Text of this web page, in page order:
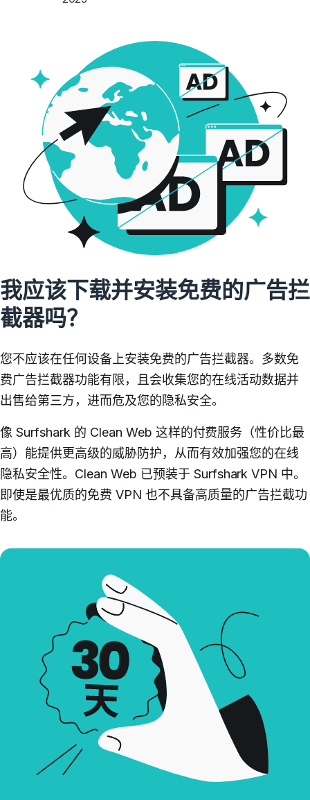
我应该下载并安装免费的广告拦
截器吗？
您不应该在任何设备上安装免费的广告拦截器。多数免
费广告拦截器功能有限，且会收集您的在线活动数据并
出售给第三方，进而危及您的隐私安全。
像 Surfshark 的 Clean Web 这样的付费服务（性价比最
高）能提供更高级的威胁防护，从而有效加强您的在线
隐私安全性。Clean Web 已预装于 Surfshark VPN 中。
即使是最优质的免费 VPN 也不具备高质量的广告拦截功
能。